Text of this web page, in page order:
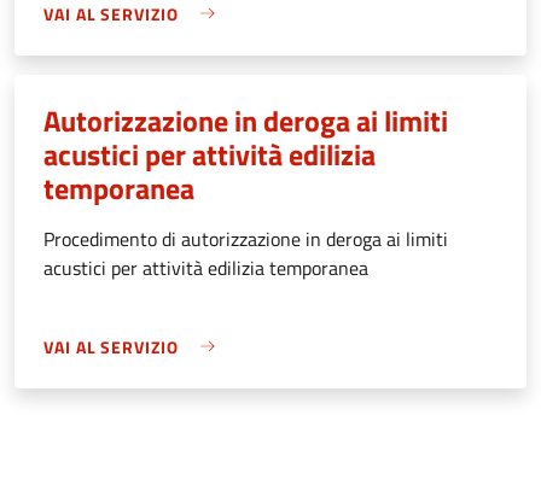
VAI AL SERVIZIO
Autorizzazione in deroga ai limiti
acustici per attività edilizia
temporanea
Procedimento di autorizzazione in deroga ai limiti
acustici per attività edilizia temporanea
VAI AL SERVIZIO